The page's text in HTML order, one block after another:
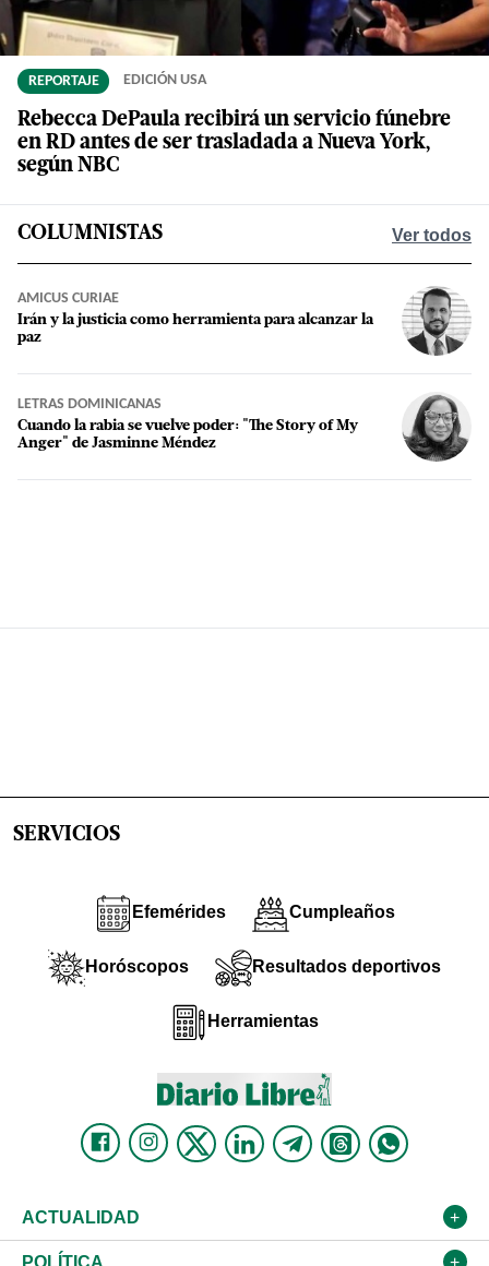
REPORTAJE EDICIÓN USA
Rebecca DePaula recibirá un servicio fúnebre
en RD antes de ser trasladada a Nueva York,
según NBC
Ver todos
COLUMNISTAS
AMICUS CURIAE
Irán y la justicia como herramienta para alcanzar la
paz
LETRAS DOMINICANAS
Cuando la rabia se vuelve poder: "The Story of My
Anger" de Jasminne Méndez
SERVICIOS
Efemérides Cumpleaños
Horóscopos Resultados deportivos
Herramientas
ACTUALIDAD
Nacional
POLÍTICA